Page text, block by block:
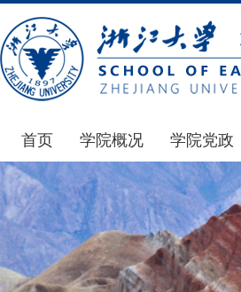
首页 学院概况
学院简介
发展简史
组织机构
师资力量
学院党政
通知公
学院发
党委会议
党政联席会